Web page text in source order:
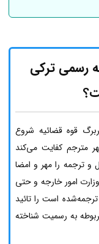
رسمی ترکی
قوه قضائیه شروع
مترجم کفایت می‌کند
و ترجمه را مهر و امضا
امور خارجه و حتی
است را تائید
به رسمیت شناخته